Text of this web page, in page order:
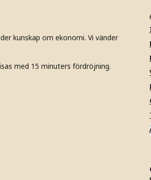
kunskap om ekonomi. Vi vänder
med 15 minuters fördröjning.